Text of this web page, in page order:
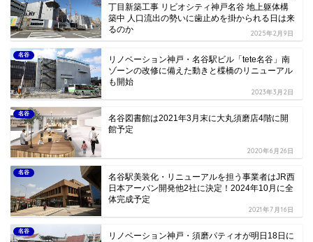
丁目新築工事 リビオシティ神戸名谷 地上躯体構
築中 人口流出の勢いに歯止めを掛かられる日は来
るのか
2025年2月9日
名谷
リノベーション神戸・名谷駅ビル「tete名谷」南
ゾーンの改修に備えた動きと楪橋のリニューアル
も開始
2023年3月2日
名谷
名谷図書館は2021年3月末に大丸須磨店4階に開
館予定
2020年6月26日
名谷
名谷駅美装化・リニューアルを担う事業者はJR西
日本アーバン開発他2社に決定！2024年10月に全
体完成予定
2021年7月16日
名谷
リノベーション神戸・須磨パティオが明日18日に